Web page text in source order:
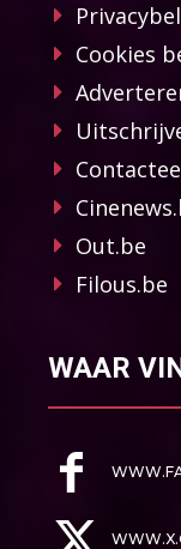
Cookies
Out.be
Filous.be
WAAR